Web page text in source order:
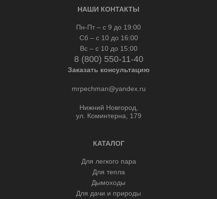
НАШИ КОНТАКТЫ
Пн-Пт – с 9 до 19:00
Сб – с 10 до 16:00
Вс – с 10 до 15:00
8 (800) 550-11-40
Заказать консультацию
mrpechman@yandex.ru
Нижний Новгород,
ул. Коминтерна, 179
КАТАЛОГ
Для легкого пара
Для тепла
Дымоходы
Для дачи и природы